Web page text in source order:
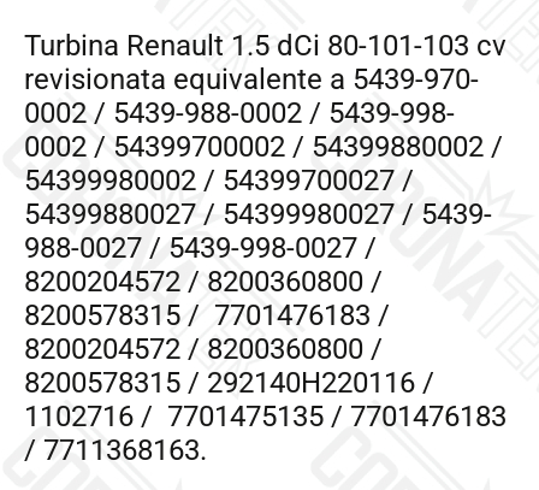
Turbina Renault 1.5 dCi 80-101-103 cv
revisionata equivalente a 5439-970-
0002 / 5439-988-0002 / 5439-998-
0002 / 54399700002 / 54399880002 /
54399980002 / 54399700027 /
54399880027 / 54399980027 / 5439-
988-0027 / 5439-998-0027 /
8200204572 / 8200360800 /
8200578315 / 7701476183 /
8200204572 / 8200360800 /
8200578315 / 292140H220116 /
1102716 / 7701475135 / 7701476183
/ 7711368163.